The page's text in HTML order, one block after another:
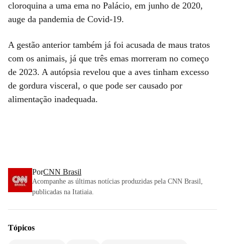
cloroquina a uma ema no Palácio, em junho de 2020,
auge da pandemia de Covid-19.
A gestão anterior também já foi acusada de maus tratos
com os animais, já que três emas morreram no começo
de 2023. A autópsia revelou que a aves tinham excesso
de gordura visceral, o que pode ser causado por
alimentação inadequada.
PorCNN Brasil
Acompanhe as últimas notícias produzidas pela CNN Brasil,
publicadas na Itatiaia.
Tópicos